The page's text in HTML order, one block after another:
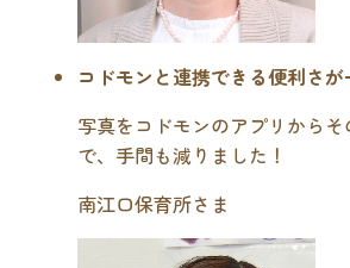
コドモンと連携できる便利さが
写真をコドモンのアプリから
で、手間も減りました！
南江口保育所さま